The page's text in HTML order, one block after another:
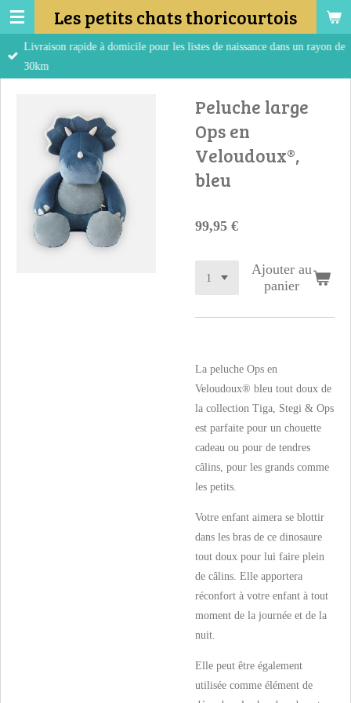
Passer
au
contenu
Les petits chats thoricourtois
Livraison rapide à domicile pour les listes de naissance dans un rayon de
30km
Peluche large
Ops en
Veloudoux®,
bleu
99,95 €
Ajouter au
panier
La peluche Ops en
Veloudoux® bleu tout doux de
la collection Tiga, Stegi & Ops
est parfaite pour un chouette
cadeau ou pour de tendres
câlins, pour les grands comme
les petits.
Votre enfant aimera se blottir
dans les bras de ce dinosaure
tout doux pour lui faire plein
de câlins. Elle apportera
réconfort à votre enfant à tout
moment de la journée et de la
nuit.
Elle peut être également
utilisée comme élément de